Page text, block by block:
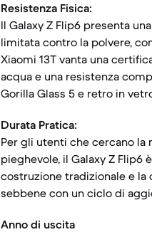
Resistenza Fisica:
Il Galaxy Z Flip6 presenta
limitata contro la polvere,
Xiaomi 13T vanta una
acqua e una resistenza
Gorilla Glass 5 e retro in
Durata Pratica:
Per gli utenti che cercano
pieghevole, il Galaxy Z Flip6
costruzione tradizionale e
sebbene con un ciclo di
Anno di uscita